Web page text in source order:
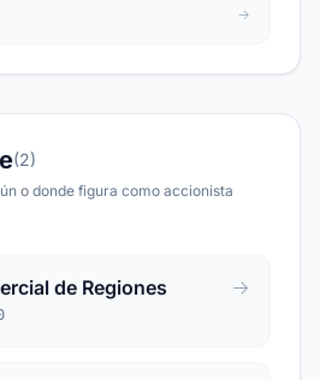
(2)
o donde figura como accionista
de Regiones